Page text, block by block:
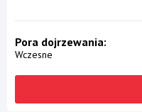
Pora dojrzewania
Wczesne